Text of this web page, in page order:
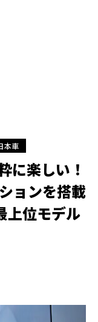
本車
に楽しい！
ョンを搭載
上位モデル